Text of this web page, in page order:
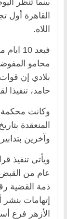
القاهرة أول
اللاه.
فبعد
محامو
بلادي إن
حامد، تنفيذا
وكانت محكمة
وآخرين
ويأتي تنفيذ
إتهامات بنشر
الأزهر فرع